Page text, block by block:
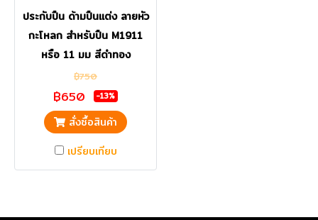
ประกับปืน ด้ามปืนแต่ง ลายหัว
กะโหลก สำหรับปืน M1911
หรือ 11 มม สีดำทอง
฿750
฿650 -13%
สั่งซื้อสินค้า
เปรียบเทียบ